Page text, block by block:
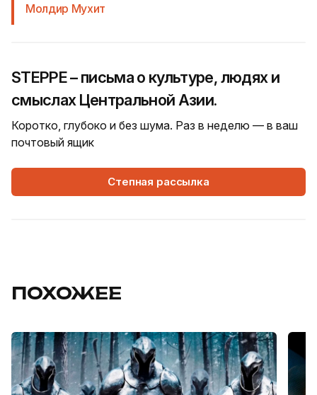
Молдир Мухит
STEPPE – письма о культуре, людях и
смыслах Центральной Азии.
Коротко, глубоко и без шума. Раз в неделю — в ваш
почтовый ящик
Степная рассылка
ПОХОЖЕЕ